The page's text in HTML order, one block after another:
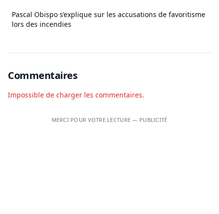
Pascal Obispo s’explique sur les accusations de favoritisme
lors des incendies
Commentaires
Impossible de charger les commentaires.
MERCI POUR VOTRE LECTURE — PUBLICITÉ